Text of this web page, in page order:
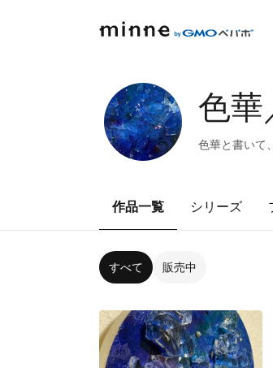
色華
色華と書いて
作品一覧 シリーズ
すべて 販売中